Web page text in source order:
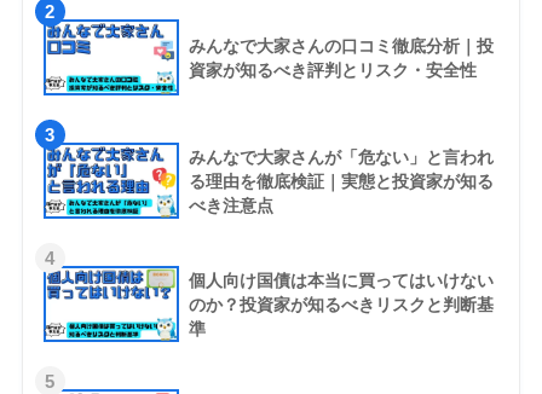
2
みんなで大家さんの口コミ徹底分析｜投
資家が知るべき評判とリスク・安全性
3
みんなで大家さんが「危ない」と言われ
る理由を徹底検証｜実態と投資家が知る
べき注意点
4
個人向け国債は本当に買ってはいけない
のか？投資家が知るべきリスクと判断基
準
5